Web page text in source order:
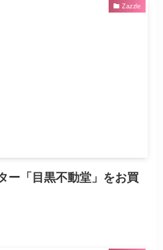
Zazzle
ー「目黒不動堂」をお買